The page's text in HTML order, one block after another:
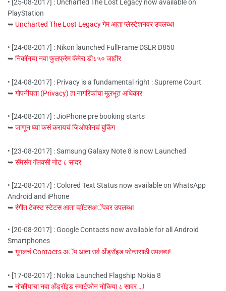
• [25-08-2017] : Uncharted The Lost Legacy now available on
PlayStation
➥ Uncharted The Lost Legacy गेम आता प्लेस्टेशनवर उपलब्ध!
• [24-08-2017] : Nikon launched FullFrame DSLR D850
➥ निकॉनचा नवा फुलफ्रेम कॅमेरा डी८५० जाहीर
• [24-08-2017] : Privacy is a fundamental right : Supreme Court
➥ गोपनीयता (Privacy) हा नागरिकांचा मूलभूत अधिकार
• [24-08-2017] : JioPhone pre booking starts
➥ जाणून घ्या कसं करायचं जिओफोनचं बुकिंग
• [23-08-2017] : Samsung Galaxy Note 8 is now Launched
➥ सॅमसंग गॅलक्सी नोट ८ सादर
• [22-08-2017] : Colored Text Status now available on WhatsApp
Android and iPhone
➥ रंगीत टेक्स्ट स्टेटस आता व्हॉटसअॅपवर उपलब्ध!
• [20-08-2017] : Google Contacts now available for all Android
Smartphones
➥ गूगलचं Contacts अॅप आता सर्व अँड्रॉइड फोन्ससाठी उपलब्ध!
• [17-08-2017] : Nokia Launched Flagship Nokia 8
➥ नोकीयाचा नवा अँड्रॉइड स्मार्टफोन नोकिया ८ सादर …!